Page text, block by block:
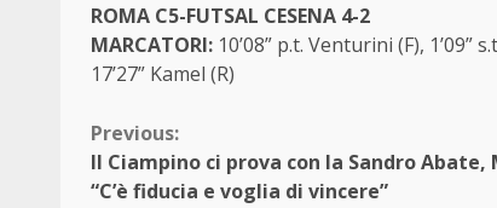
ROMA C5-FUTSAL CESENA 4-2
MARCATORI: 10’08” p.t. Venturini (F), 1’09”
17’27” Kamel (R)
Continue
Reading
Previous:
Il Ciampino ci prova con la Sandro Abate,
“C’è fiducia e voglia di vincere”